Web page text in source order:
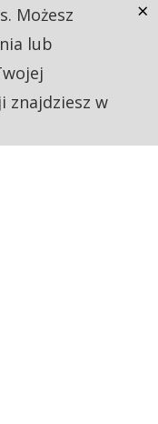
Możesz
lub
znajdziesz w
×